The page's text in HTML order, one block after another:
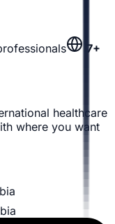
7+
healthcare
where you want